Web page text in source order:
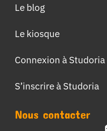
Le blog
Le kiosque
Connexion à Studoria
S’inscrire à Studoria
Nous contacter